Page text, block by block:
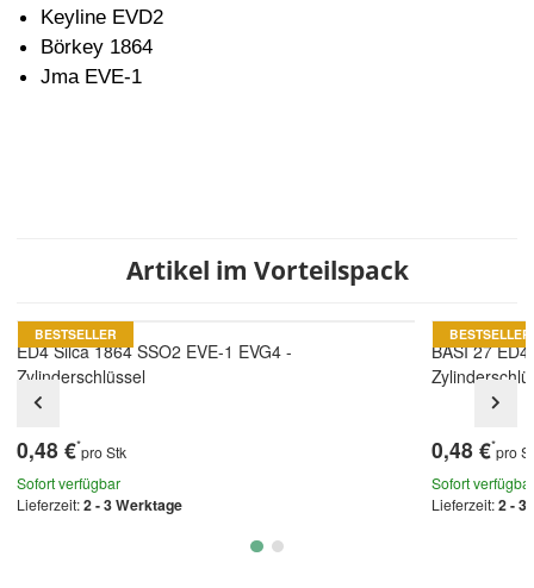
Keyline EVD2
Börkey 1864
Jma EVE-1
Artikel im Vorteilspack
BESTSELLER
ED4 Silca 1864 SSO2 EVE-1 EVG4 -
Zylinderschlüssel
0,48 €*pro Stk
Sofort verfügbar
Lieferzeit:2 - 3 Werktage
BESTSELLER
BASI 27
0,48 €*pro
Sofort verfügbar
Lieferzeit:2 - 3